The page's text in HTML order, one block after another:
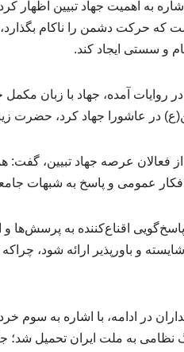
اشاره به اهمیت جهاد تبیین
که حرکت دشمن را ناکام
و سستی ایجاد کند.
روایات آمده، جهاد با زبان
در عاشورا جهاد کرد، حضرت
از فعالان عرصه جهاد تبیین،
عمومی و پاسخ به شبهات
اقناع‌کننده به پرسش‌ها و
و باورپذیر ارائه شود،
در ادامه، با اشاره به سوم